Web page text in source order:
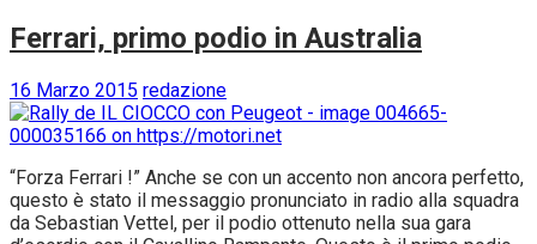
Ferrari, primo podio in Australia
16 Marzo 2015 redazione
“Forza Ferrari !” Anche se con un accento non ancora perfetto,
questo è stato il messaggio pronunciato in radio alla squadra
da Sebastian Vettel, per il podio ottenuto nella sua gara